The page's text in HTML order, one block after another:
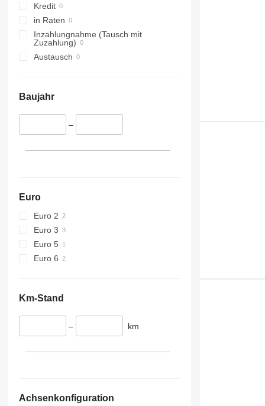
Kredit
in Raten
Inzahlungnahme (Tausch mit
Zuzahlung)
Austausch
Baujahr
–
Euro
Euro 2
Euro 3
Euro 5
Euro 6
Km-Stand
– km
Achsenkonfiguration